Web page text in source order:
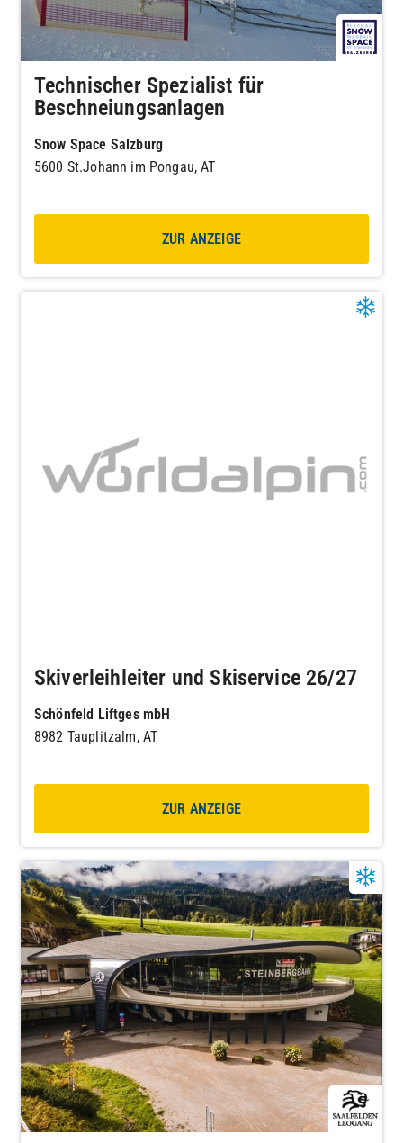
Technischer Spezialist für
Beschneiungsanlagen
Snow Space Salzburg
5600 St.Johann im Pongau, AT
ZUR ANZEIGE
Skiverleihleiter und Skiservice 26/27
Schönfeld Liftges mbH
8982 Tauplitzalm, AT
ZUR ANZEIGE